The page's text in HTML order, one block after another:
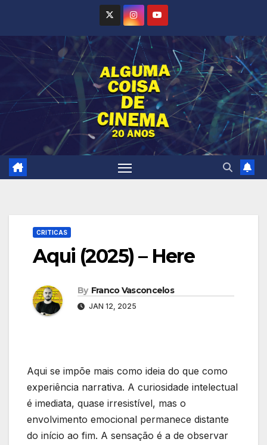
CRITICAS
Aqui (2025) – Here
By Franco Vasconcelos
JAN 12, 2025
Aqui se impõe mais como ideia do que como
experiência narrativa. A curiosidade intelectual
é imediata, quase irresistível, mas o
envolvimento emocional permanece distante
do início ao fim. A sensação é a de observar